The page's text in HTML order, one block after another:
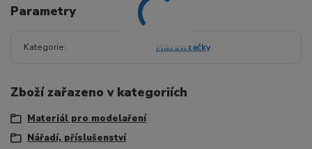
Parametry
Kategorie Mikrovrtačky
Zboží zařazeno v kategoriích
Materiál pro modelaření
Nářadí, příslušenství